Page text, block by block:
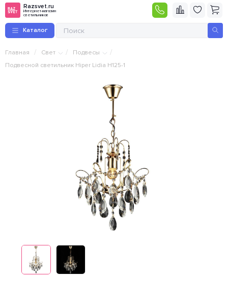
Razsvet.ru
Интернет-магазин
светильников
Каталог
Главная / Свет / Подвесы /
Подвесной светильник Hiper Lidia H125-1